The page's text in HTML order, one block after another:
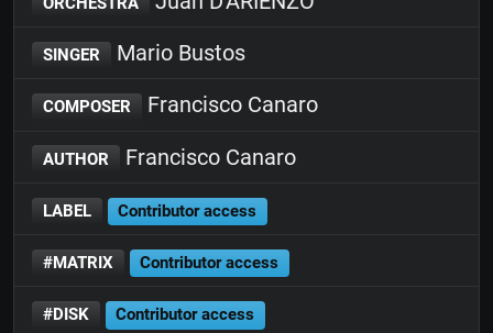
SINGER Mario Bustos
COMPOSER Francisco Canaro
AUTHOR Francisco Canaro
LABEL Contributor access
#MATRIX Contributor access
#DISK Contributor access